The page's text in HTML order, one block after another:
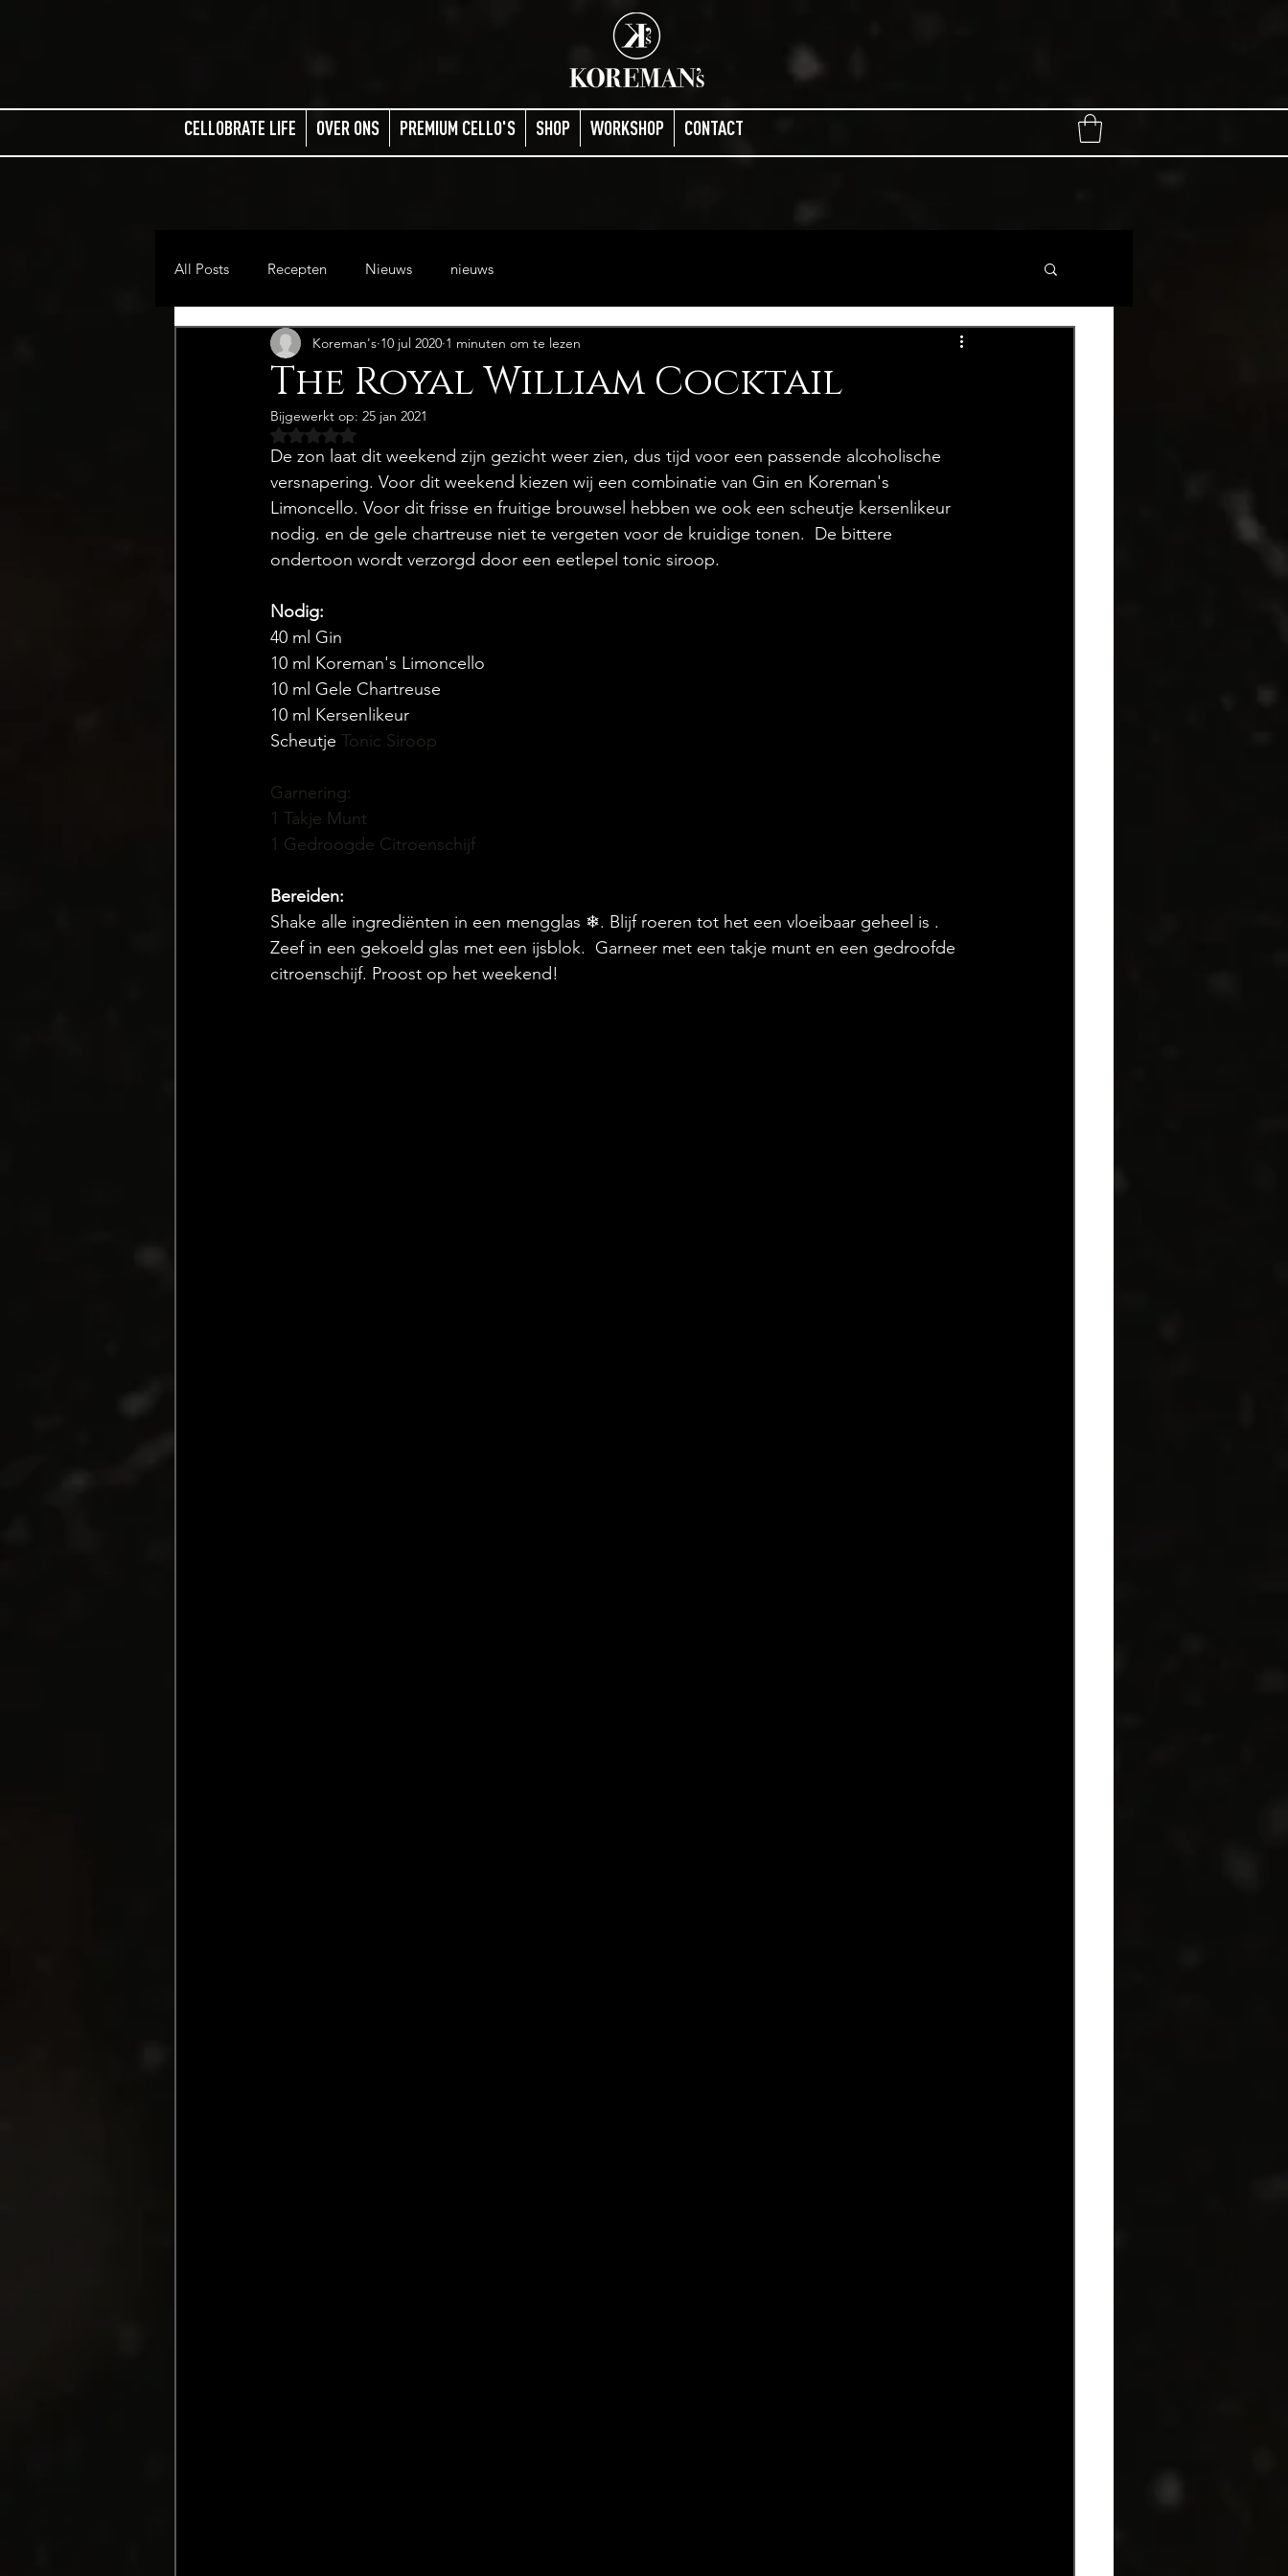
CELLOBRATE LIFE OVER ONS PREMIUM CELLO'S SHOP WORKSHOP CONTACT
All Posts Recepten Nieuws nieuws
The Royal William Cocktail
Koreman's 10 jul 2020 1 minuten om te lezen
Bijgewerkt op: 25 jan 2021
Beoordeeld met NaN uit 5 sterren.
De zon laat dit weekend zijn gezicht weer zien, dus tijd voor een passende alcoholische
versnapering. Voor dit weekend kiezen wij een combinatie van Gin en Koreman's
Limoncello. Voor dit frisse en fruitige brouwsel hebben we ook een scheutje kersenlikeur
nodig. en de gele chartreuse niet te vergeten voor de kruidige tonen.  De bittere
ondertoon wordt verzorgd door een eetlepel tonic siroop.
Nodig:
40 ml Gin
10 ml Koreman's Limoncello
10 ml Gele Chartreuse
10 ml Kersenlikeur
Scheutje Tonic Siroop
Garnering:
1 Takje Munt
1 Gedroogde Citroenschijf
Bereiden:
Shake alle ingrediënten in een mengglas ❄. Blijf roeren tot het een vloeibaar geheel is .
Zeef in een gekoeld glas met een ijsblok.  Garneer met een takje munt en een gedroofde
citroenschijf. Proost op het weekend!